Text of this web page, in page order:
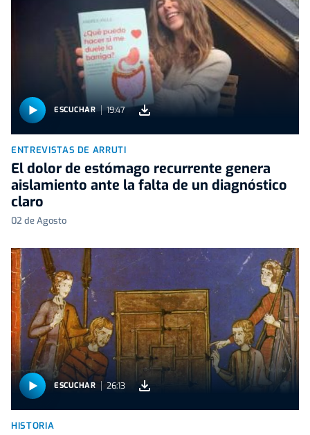
ESCUCHAR 19:47
ENTREVISTAS DE ARRUTI
El dolor de estómago recurrente genera
aislamiento ante la falta de un diagnóstico
claro
02 de Agosto
ESCUCHAR 26:13
HISTORIA